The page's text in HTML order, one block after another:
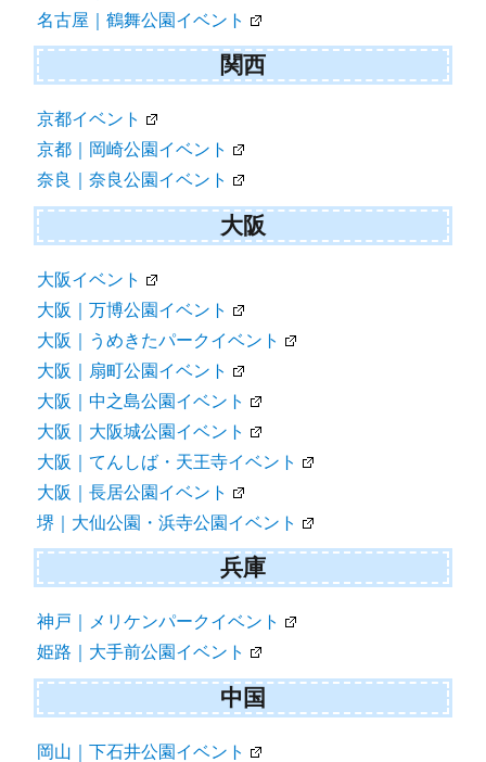
名古屋｜鶴舞公園イベント
関西
京都イベント
京都｜岡崎公園イベント
奈良｜奈良公園イベント
大阪
大阪イベント
大阪｜万博公園イベント
大阪｜うめきたパークイベント
大阪｜扇町公園イベント
大阪｜中之島公園イベント
大阪｜大阪城公園イベント
大阪｜てんしば・天王寺イベント
大阪｜長居公園イベント
堺｜大仙公園・浜寺公園イベント
兵庫
神戸｜メリケンパークイベント
姫路｜大手前公園イベント
中国
岡山｜下石井公園イベント